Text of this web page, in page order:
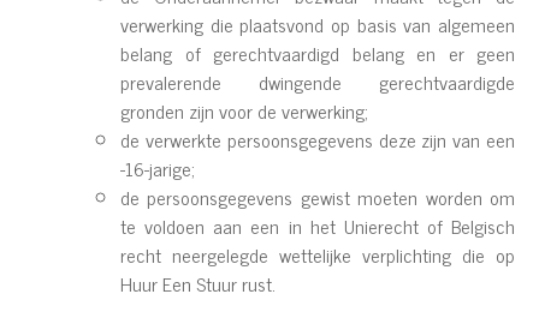
verwerking die plaatsvond op basis van algemeen
belang of gerechtvaardigd belang en er geen
prevalerende dwingende gerechtvaardigde
gronden zijn voor de verwerking;
de verwerkte persoonsgegevens deze zijn van een
-16-jarige;
de persoonsgegevens gewist moeten worden om
te voldoen aan een in het Unierecht of Belgisch
recht neergelegde wettelijke verplichting die op
Huur Een Stuur rust.